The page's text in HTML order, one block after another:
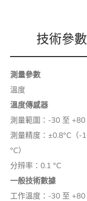
技術參數
測量參數
溫度
溫度傳感器
測量範圍：-30 至 +80
測量精度：±0.8°C（-
°C）
分辨率：0.1 °C
一般技術數據
工作溫度：-30 至 +80